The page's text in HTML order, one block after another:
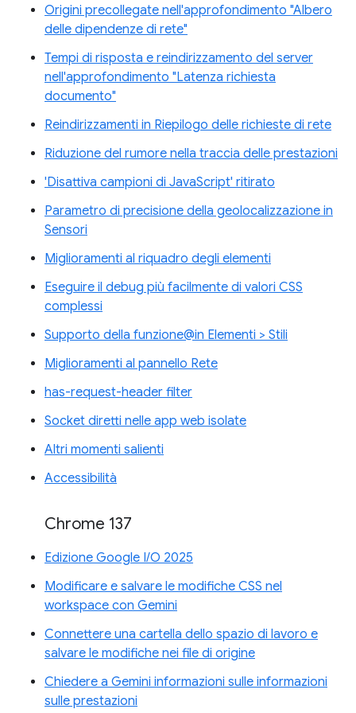
Origini precollegate nell'approfondimento "Albero
delle dipendenze di rete"
Tempi di risposta e reindirizzamento del server
nell'approfondimento "Latenza richiesta
documento"
Reindirizzamenti in Riepilogo delle richieste di rete
Riduzione del rumore nella traccia delle prestazioni
'Disattiva campioni di JavaScript' ritirato
Parametro di precisione della geolocalizzazione in
Sensori
Miglioramenti al riquadro degli elementi
Eseguire il debug più facilmente di valori CSS
complessi
Supporto della funzione@in Elementi > Stili
Miglioramenti al pannello Rete
has-request-header filter
Socket diretti nelle app web isolate
Altri momenti salienti
Accessibilità
Chrome 137
Edizione Google I/O 2025
Modificare e salvare le modifiche CSS nel
workspace con Gemini
Connettere una cartella dello spazio di lavoro e
salvare le modifiche nei file di origine
Chiedere a Gemini informazioni sulle informazioni
sulle prestazioni